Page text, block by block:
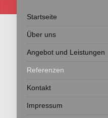
Startseite
Über uns
Angebot und Leistungen
Referenzen
Kontakt
Impressum